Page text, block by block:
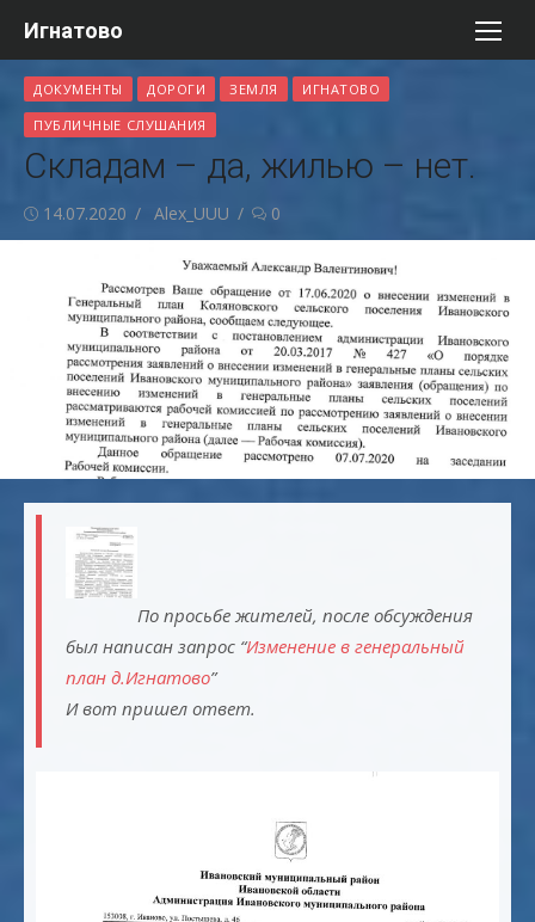
содержимому
Игнатово
ДОКУМЕНТЫ ДОРОГИ ЗЕМЛЯ
ИГНАТОВО
ПУБЛИЧНЫЕ СЛУШАНИЯ
Складам – да, жилью – нет.
Опубликовано
14.07.2020 Автор
Alex_UUU 0
По просьбе жителей, после обсуждения
был написан запрос “Изменение в генеральный
план д.Игнатово”
И вот пришел ответ.